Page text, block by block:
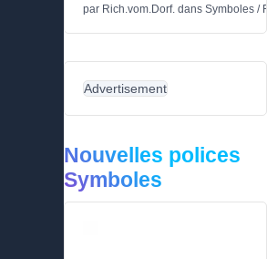
par Rich.vom.Dorf. dans Symboles /
Advertisement
Nouvelles polices
Symboles